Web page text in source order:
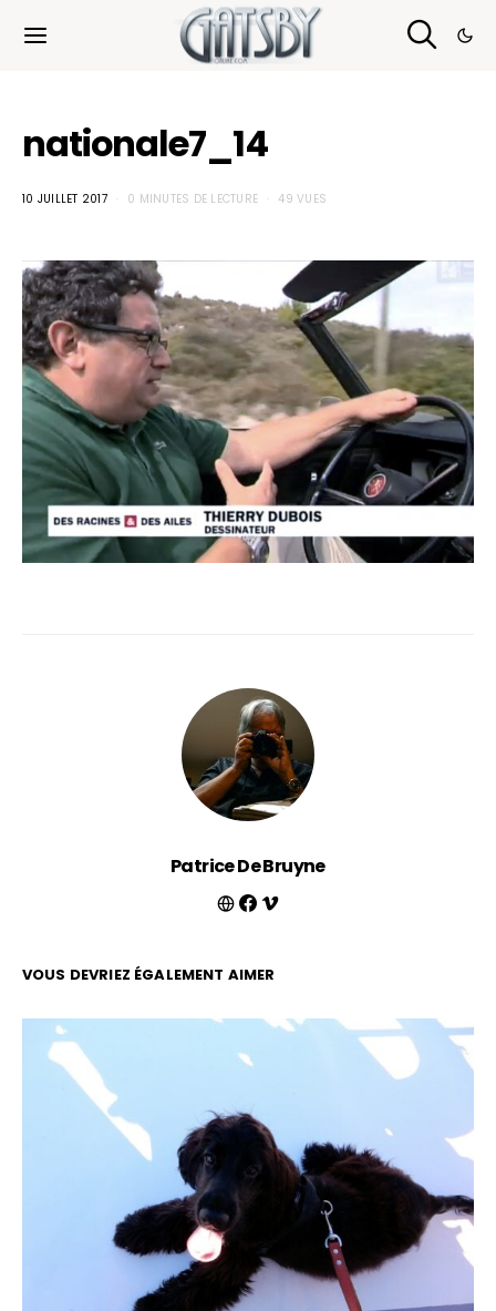
nationale7_14
10 JUILLET 2017 0 MINUTES DE LECTURE 49 VUES
Patrice De Bruyne
VOUS DEVRIEZ ÉGALEMENT AIMER
Cookies management panel